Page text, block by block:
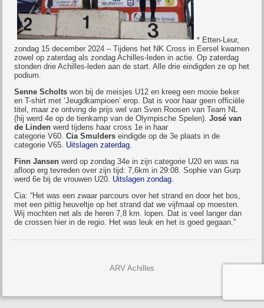
* Etten-Leur,
zondag 15 december 2024 – Tijdens het NK Cross in Eersel kwamen
zowel op zaterdag als zondag Achilles-leden in actie. Op zaterdag
stonden drie Achilles-leden aan de start. Alle drie eindigden ze op het
podium.
Senne Scholts won bij de meisjes U12 en kreeg een mooie beker
en T-shirt met ‘Jeugdkampioen’ erop. Dat is voor haar geen officiële
titel, maar ze ontving de prijs wel van Sven Roosen van Team NL
(hij werd 4e op de tienkamp van de Olympische Spelen).José van
de Linden werd tijdens haar cross 1e in haar
categorie V60.Cia Smulders eindigde op de 3e plaats in de
categorie V65. Uitslagen zaterdag.
Finn Jansen werd op zondag 34e in zijn categorie U20 en was na
afloop erg tevreden over zijn tijd: 7,6km in 29:08. Sophie van Gurp
werd 6e bij de vrouwen U20. Uitslagen zondag.
Cia: “Het was een zwaar parcours over het strand en door het bos,
met een pittig heuveltje op het strand dat we vijfmaal op moesten.
Wij mochten net als de heren 7,8 km. lopen. Dat is veel langer dan
de crossen hier in de regio. Het was leuk en het is goed gegaan.”
ARV Achilles